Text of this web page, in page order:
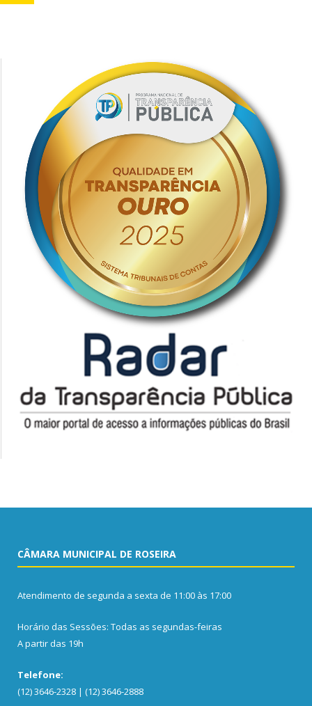
CÂMARA MUNICIPAL DE ROSEIRA
Atendimento de segunda a sexta de 11:00 às 17:00
Horário das Sessões: Todas as segundas-feiras
A partir das 19h
Telefone:
(12) 3646-2328 | (12) 3646-2888